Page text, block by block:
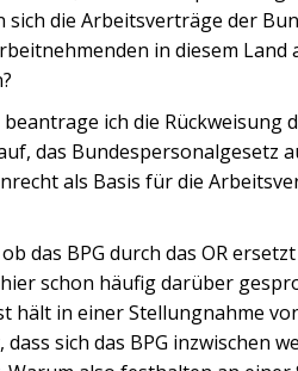
sich die Arbeitsverträge der
in diesem
beantrage ich die Rückweisung
das Bundespersonalgesetz
als Basis für die
das BPG durch das OR
schon häufig darüber
hält in einer Stellungnahme
sich das BPG inzwischen